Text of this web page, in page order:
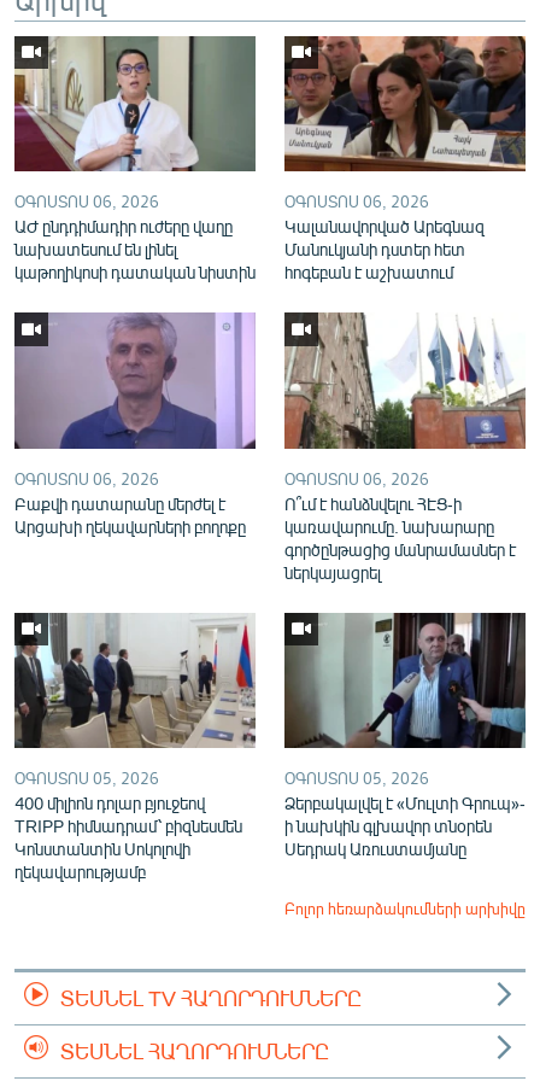
English
Русский
ՀԵՏԵՎԵՔ ՄԵԶ
ՕԳՈՍՏՈՍ 06, 2026
ԱԺ ընդդիմադիր ուժերը վաղը
նախատեսում են լինել
կաթողիկոսի դատական նիստին
ՕԳՈՍՏՈՍ 06, 2026
Կալանավորված Արեգնազ
Մանուկյանի դստեր հետ
հոգեբան է աշխատում
ՕԳՈՍՏՈՍ 06, 2026
Բաքվի դատարանը մերժել է
Արցախի ղեկավարների բողոքը
ՕԳՈՍՏՈՍ 06, 2026
Ո՞ւմ է հանձնվելու ՀԷՑ-ի
կառավարումը. նախարարը
գործընթացից մանրամասներ է
ներկայացրել
ՕԳՈՍՏՈՍ 05, 2026
400 միլիոն դոլար բյուջեով
TRIPP հիմնադրամ՝ բիզնեսմեն
Կոնստանտին Սոկոլովի
ղեկավարությամբ
ՕԳՈՍՏՈՍ 05, 2026
Ձերբակալվել է «Մուլտի Գրուպ»-
ի նախկին գլխավոր տնօրեն
Սեդրակ Առուստամյանը
Բոլոր հեռարձակումների արխիվը
ՏԵՍՆԵԼ TV ՀԱՂՈՐԴՈՒՄՆԵՐԸ
ՏԵՍՆԵԼ ՀԱՂՈՐԴՈՒՄՆԵՐԸ